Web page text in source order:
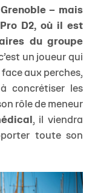
– mais
D2, où il est
du groupe
un joueur qui
aux perches,
concrétiser les
rôle de meneur
, il viendra
toute son